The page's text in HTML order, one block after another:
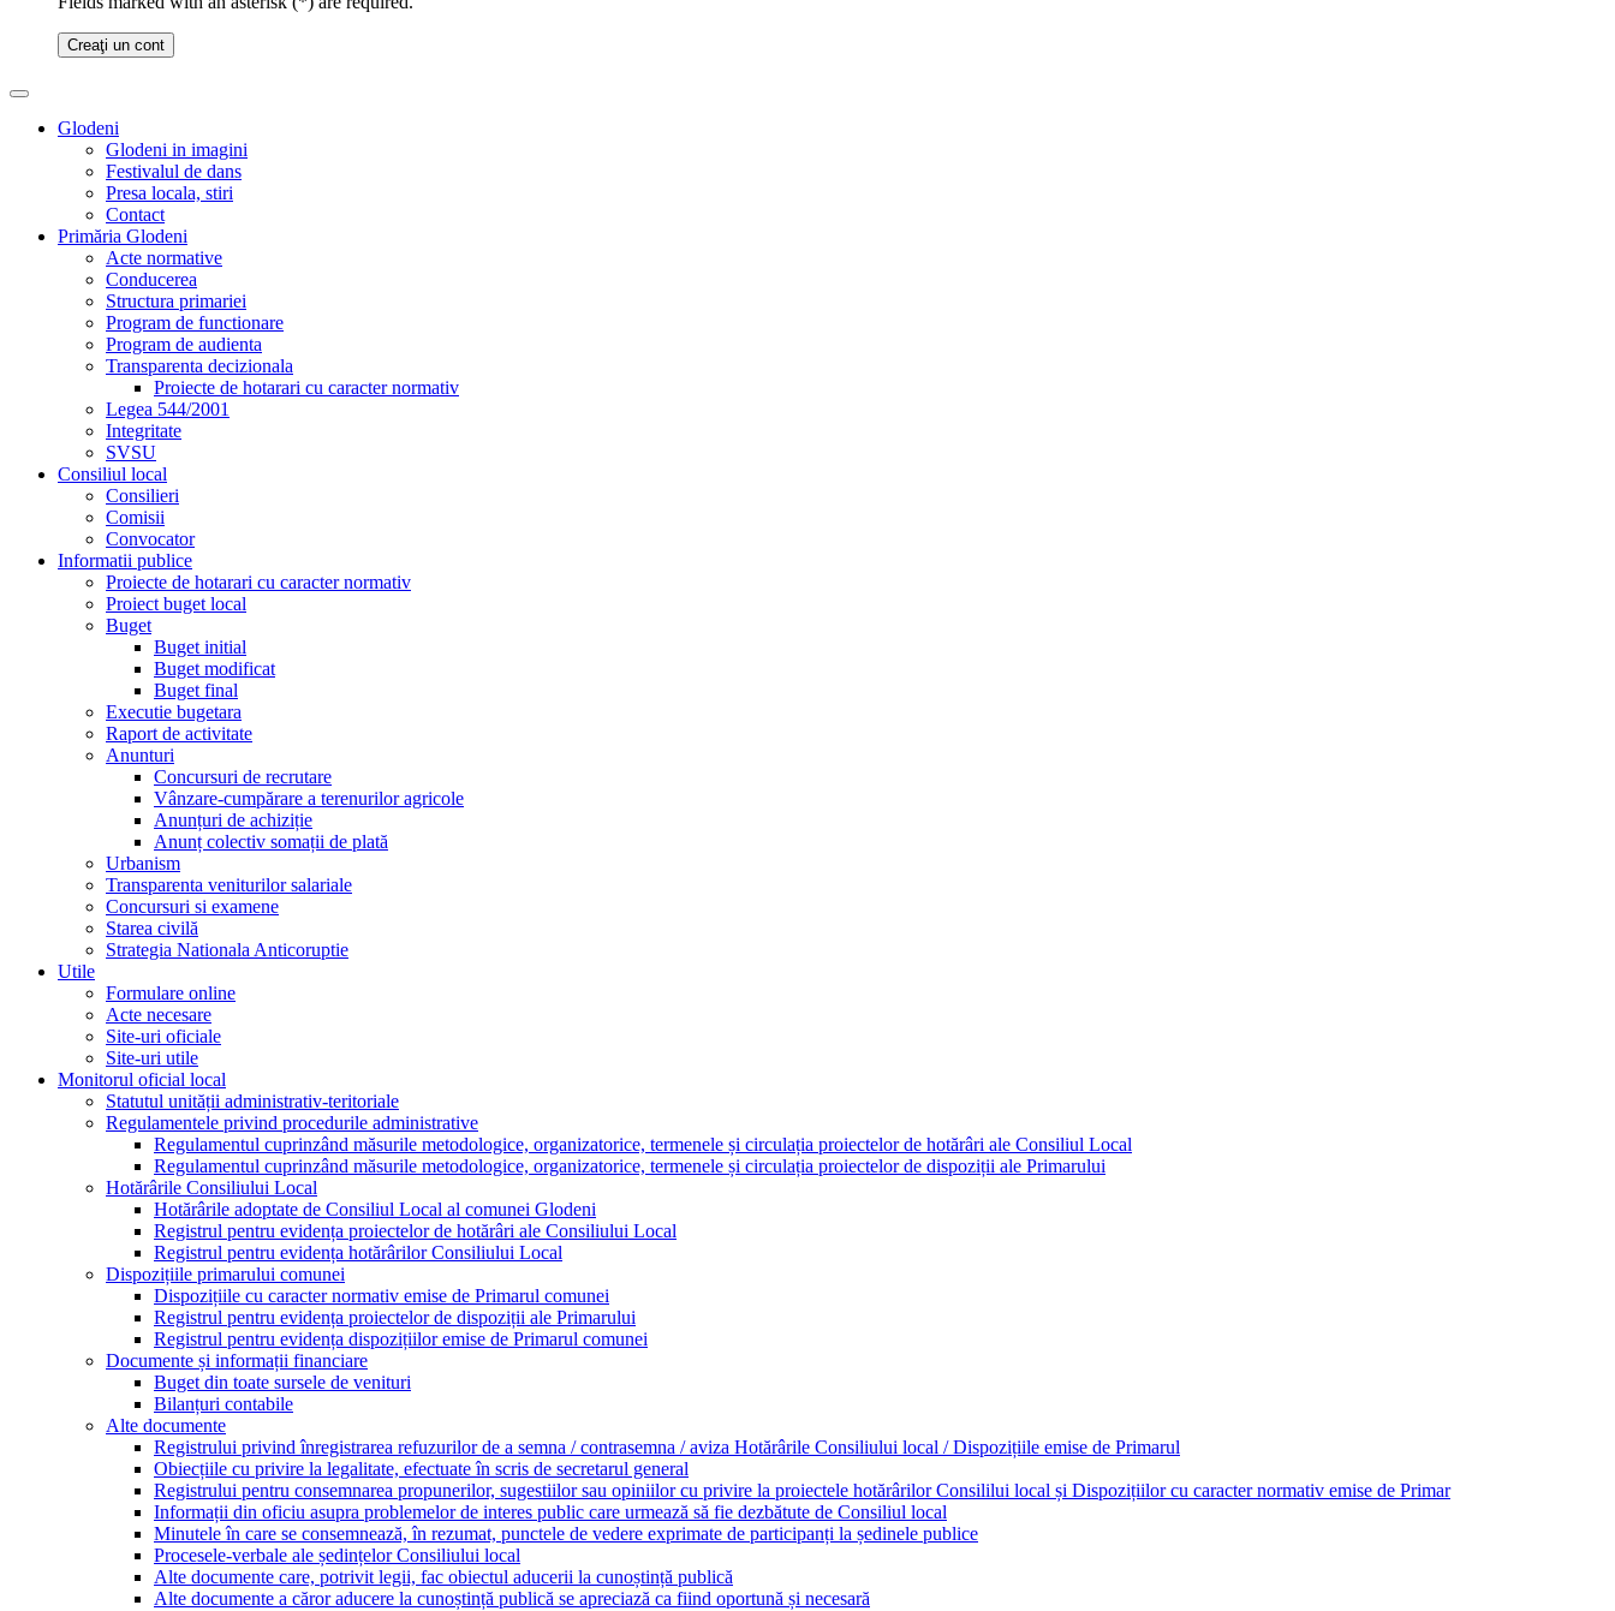
Creaţi un cont
Glodeni
Glodeni in imagini
Festivalul de dans
Presa locala, stiri
Contact
Primăria Glodeni
Acte normative
Conducerea
Structura primariei
Program de functionare
Program de audienta
Transparenta decizionala
Proiecte de hotarari cu caracter normativ
Legea 544/2001
Integritate
SVSU
Consiliul local
Consilieri
Comisii
Convocator
Informatii publice
Proiecte de hotarari cu caracter normativ
Proiect buget local
Buget
Buget initial
Buget modificat
Buget final
Executie bugetara
Raport de activitate
Anunturi
Concursuri de recrutare
Vânzare-cumpărare a terenurilor agricole
Anunțuri de achiziție
Anunț colectiv somații de plată
Urbanism
Transparenta veniturilor salariale
Concursuri si examene
Starea civilă
Strategia Nationala Anticoruptie
Utile
Formulare online
Acte necesare
Site-uri oficiale
Site-uri utile
Monitorul oficial local
Statutul unității administrativ-teritoriale
Regulamentele privind procedurile administrative
Regulamentul cuprinzând măsurile metodologice, organizatorice, termenele și circulația proiectelor de hotărâri ale Consiliul Local
Regulamentul cuprinzând măsurile metodologice, organizatorice, termenele și circulația proiectelor de dispoziții ale Primarului
Hotărârile Consiliului Local
Hotărârile adoptate de Consiliul Local al comunei Glodeni
Registrul pentru evidența proiectelor de hotărâri ale Consiliului Local
Registrul pentru evidența hotărârilor Consiliului Local
Dispozițiile primarului comunei
Dispozițiile cu caracter normativ emise de Primarul comunei
Registrul pentru evidența proiectelor de dispoziții ale Primarului
Registrul pentru evidența dispozițiilor emise de Primarul comunei
Documente și informații financiare
Buget din toate sursele de venituri
Bilanțuri contabile
Alte documente
Registrului privind înregistrarea refuzurilor de a semna / contrasemna / aviza Hotărârile Consiliului local / Dispozițiile emise de Primarul
Obiecțiile cu privire la legalitate, efectuate în scris de secretarul general
Registrului pentru consemnarea propunerilor, sugestiilor sau opiniilor cu privire la proiectele hotărârilor Consililui local și Dispozițiilor cu caracter normativ emise de Primar
Informații din oficiu asupra problemelor de interes public care urmează să fie dezbătute de Consiliul local
Minutele în care se consemnează, în rezumat, punctele de vedere exprimate de participanți la ședinele publice
Procesele-verbale ale ședințelor Consiliului local
Alte documente care, potrivit legii, fac obiectul aducerii la cunoștință publică
Alte documente a căror aducere la cunoștință publică se apreciază ca fiind oportună și necesară